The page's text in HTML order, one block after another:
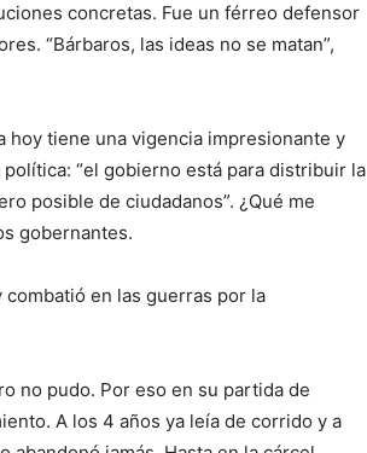
concretas. Fue un férreo defensor
“Bárbaros, las ideas no se matan”,
hoy tiene una vigencia impresionante y
“el gobierno está para distribuir la
posible de ciudadanos”. ¿Qué me
gobernantes.
en las guerras por la
no pudo. Por eso en su partida de
A los 4 años ya leía de corrido y a